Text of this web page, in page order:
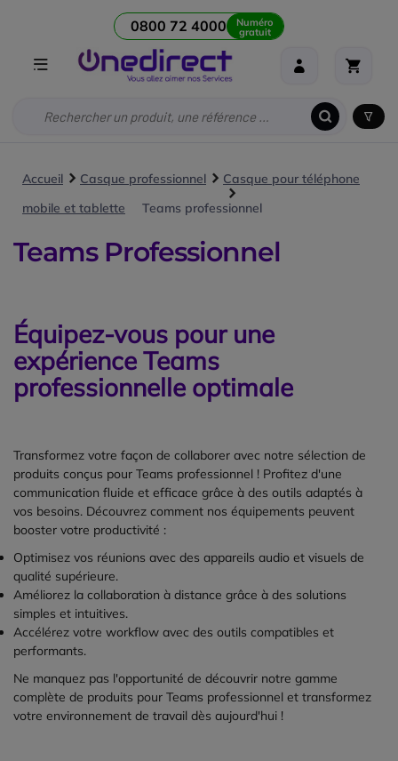
0800 72 4000 Numéro
gratuit
Accueil Casque professionnel
Casque pour téléphone
mobile et tablette
Teams professionnel
Teams Professionnel
Équipez-vous pour une
expérience Teams
professionnelle optimale
Transformez votre façon de collaborer avec notre sélection de
produits conçus pour Teams professionnel ! Profitez d'une
communication fluide et efficace grâce à des outils adaptés à
vos besoins. Découvrez comment nos équipements peuvent
booster votre productivité :
Optimisez vos réunions avec des appareils audio et visuels de
qualité supérieure.
Améliorez la collaboration à distance grâce à des solutions
simples et intuitives.
Accélérez votre workflow avec des outils compatibles et
performants.
Ne manquez pas l'opportunité de découvrir notre gamme
complète de produits pour Teams professionnel et transformez
votre environnement de travail dès aujourd'hui !